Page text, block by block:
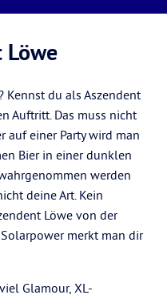
Löwe
Kennst du als Aszendent
Auftritt. Das muss nicht
auf einer Party wird man
Bier in einer dunklen
werden
deine Art. Kein
Löwe von der
merkt man dir
Glamour, XL-